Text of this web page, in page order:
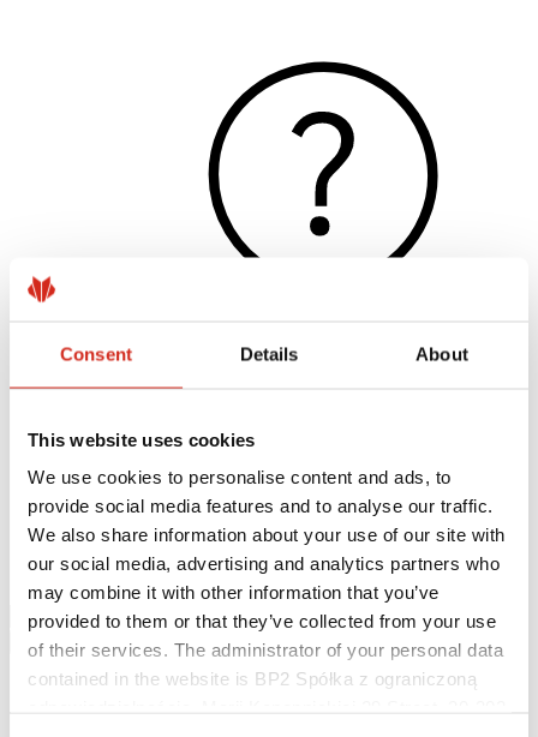
Consent Details About
This website uses cookies
We use cookies to personalise content and ads, to
provide social media features and to analyse our traffic.
We also share information about your use of our site with
our social media, advertising and analytics partners who
may combine it with other information that you’ve
provided to them or that they’ve collected from your use
of their services. The administrator of your personal data
contained in the website is BP2 Spółka z ograniczoną
Realizace a inspirace
Soubory ke stažení
Najít zhotovitele
Kde koupit?
Knihovny BIM
Ke stažení
Kontakt